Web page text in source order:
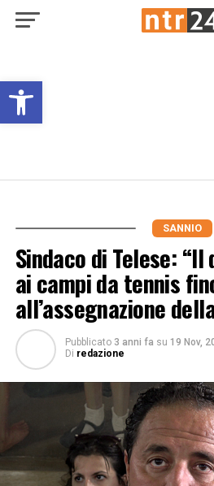
Open toolbar
SANNIO
Sindaco di Telese:
ai campi da tennis
all’assegnazione
Pubblicato 3 anni fa su 19 Nov,
Di redazione